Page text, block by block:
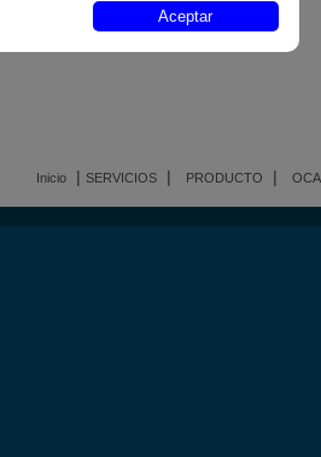
Aceptar
Inicio | SERVICIOS | PRODUCTO |